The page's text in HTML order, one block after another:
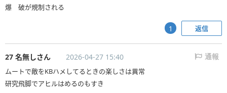
爆 破が規制される
返信
1
27 名無しさん 2026-04-27 15:40 通報
ムートで敵をKBハメしてるときの楽しさは異常
研究飛脚でアヒルはめるのもすき